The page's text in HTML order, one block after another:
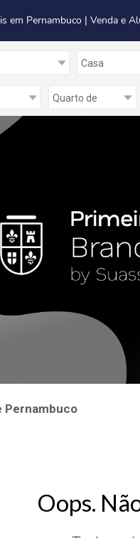
em Pernambuco | Venda e
Pernambuco
Oops.